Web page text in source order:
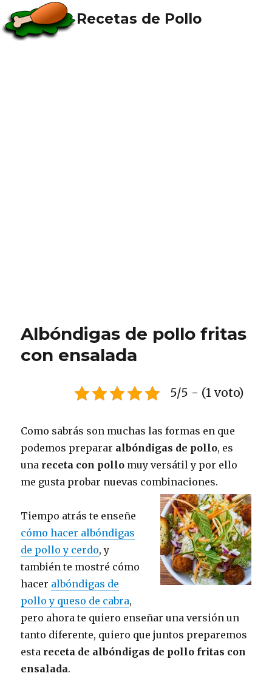
Recetas de Pollo
Albóndigas de pollo fritas
con ensalada
5/5 - (1 voto)
Como sabrás son muchas las formas en que
podemos preparar albóndigas de pollo, es
una receta con pollo muy versátil y por ello
me gusta probar nuevas combinaciones.
Tiempo atrás te enseñe
cómo hacer albóndigas
de pollo y cerdo, y
también te mostré cómo
hacer albóndigas de
pollo y queso de cabra,
pero ahora te quiero enseñar una versión un
tanto diferente, quiero que juntos preparemos
esta receta de albóndigas de pollo fritas con
ensalada.